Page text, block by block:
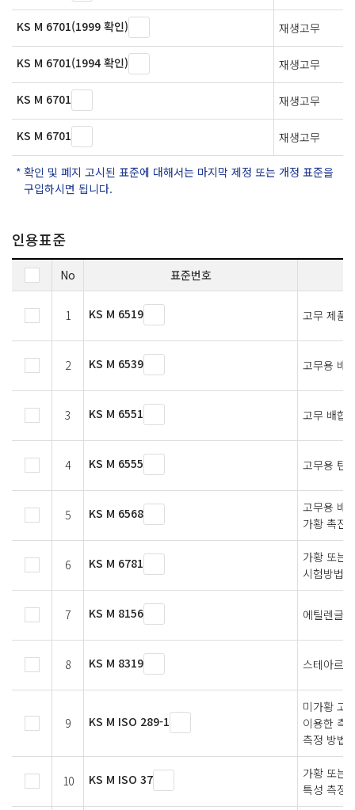
KS M 6701(1999 확인) 재생고무
KS M 6701(1994 확인) 재생고무
KS M 6701 재생고무
KS M 6701 재생고무
확인 및 폐지 고시된 표준에 대해서는 마지막 제정 또는 개정 표준을
구입하시면 됩니다.
인용표준
No 표준번호
1 KS M 6519 고무 제품
2 KS M 6539 고무용 배
3 KS M 6551 고무 배합
4 KS M 6555 고무용 탄
5 KS M 6568
고무용 배
가황 촉진
6 KS M 6781
가황 또는
시험방법
7 KS M 8156 에틸렌글
8 KS M 8319 스테아르
9 KS M ISO 289-1
미가황 고
이용한 측
측정 방법
10 KS M ISO 37
가황 또는
특성 측정